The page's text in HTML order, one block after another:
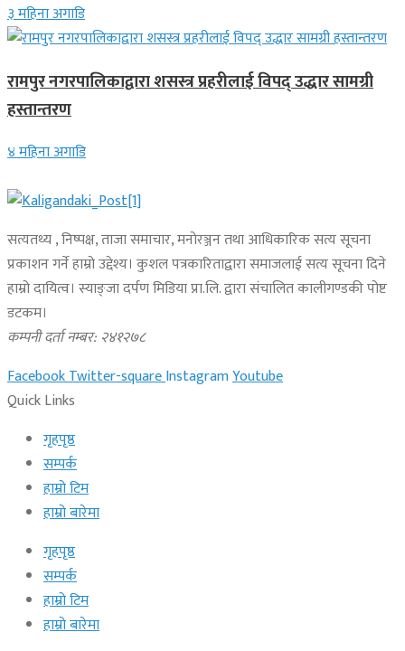
३ महिना अगाडि
रामपुर नगरपालिकाद्वारा शसस्त्र प्रहरीलाई विपद् उद्धार सामग्री
हस्तान्तरण
४ महिना अगाडि
सत्यतथ्य , निष्पक्ष, ताजा समाचार, मनोरञ्जन तथा आधिकारिक सत्य सूचना
प्रकाशन गर्ने हाम्रो उद्देश्य। कुशल पत्रकारिताद्वारा समाजलाई सत्य सूचना दिने
हाम्रो दायित्व। स्याङ्जा दर्पण मिडिया प्रा.लि. द्वारा संचालित कालीगण्डकी पोष्ट
डटकम।
कम्पनी दर्ता नम्बर: २४१२७८
FacebookTwitter-squareInstagramYoutube
Quick Links
गृहपृष्ठ
सम्पर्क
हाम्रो टिम
हाम्रो बारेमा
गृहपृष्ठ
सम्पर्क
हाम्रो टिम
हाम्रो बारेमा